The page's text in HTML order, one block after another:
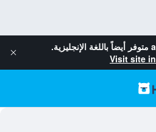
متوفر أيضاً باللغة الإنجليزية.
Visit site